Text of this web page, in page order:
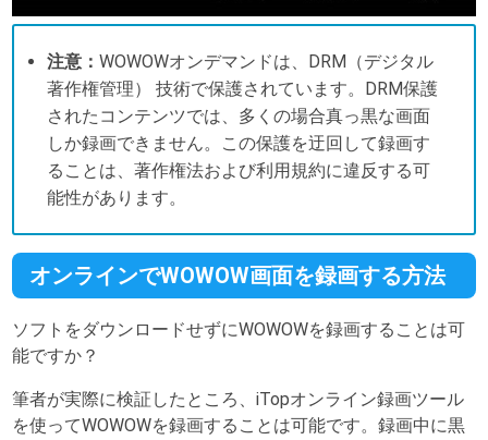
注意：WOWOWオンデマンドは、DRM（デジタル
著作権管理） 技術で保護されています。DRM保護
されたコンテンツでは、多くの場合真っ黒な画面
しか録画できません。この保護を迂回して録画す
ることは、著作権法および利用規約に違反する可
能性があります。
オンラインでWOWOW画面を録画する方法
ソフトをダウンロードせずにWOWOWを録画することは可
能ですか？
筆者が実際に検証したところ、iTopオンライン録画ツール
を使ってWOWOWを録画することは可能です。録画中に黒